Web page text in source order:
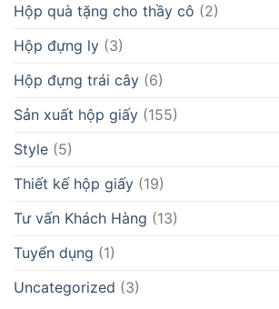
Hộp quà tặng cho thầy cô (2)
Hộp đựng ly (3)
Hộp đựng trái cây (6)
Sản xuất hộp giấy (155)
Style (5)
Thiết kế hộp giấy (19)
Tư vấn Khách Hàng (13)
Tuyển dụng (1)
Uncategorized (3)